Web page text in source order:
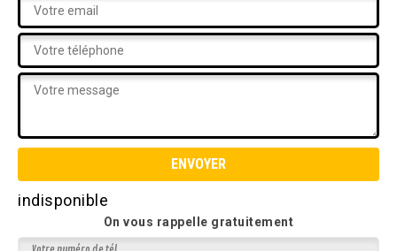
indisponible
On vous rappelle gratuitement